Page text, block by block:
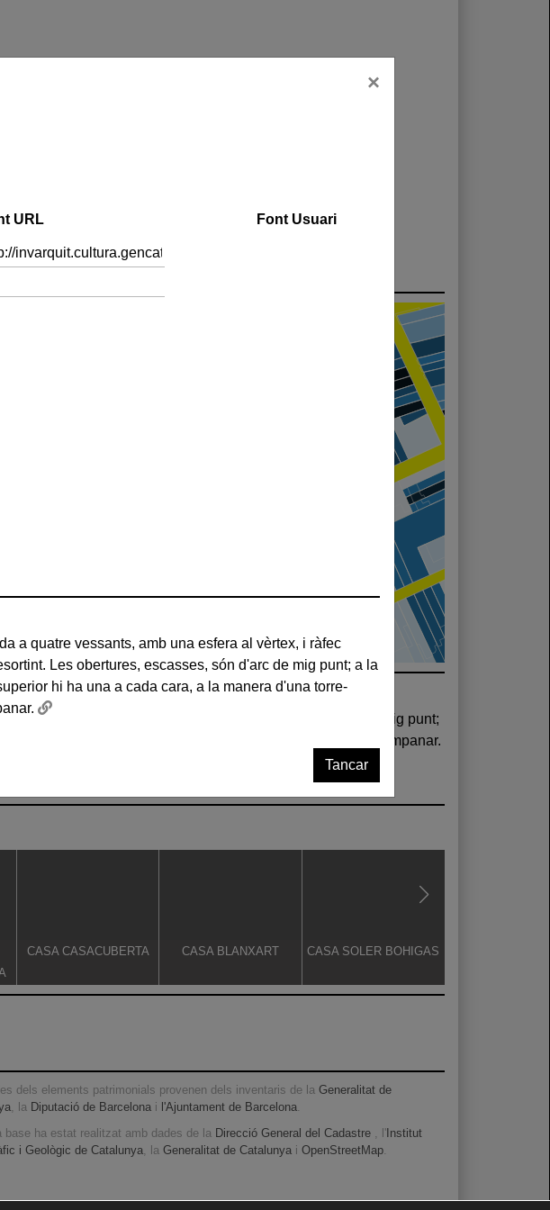
×
URL Font Usuari
Tancar
superior hi ha una a cada cara, a la manera d'una torre-campanar.
CASA CASACUBERTA CASA BLANXART CASA SOLER BOHIGAS
dels elements patrimonials provenen dels inventaris de la Generalitat de
, la Diputació de Barcelona i l'Ajuntament de Barcelona.
base ha estat realitzat amb dades de la Direcció General del Cadastre , l' Institut
i Geològic de Catalunya, la Generalitat de Catalunya i OpenStreetMap.